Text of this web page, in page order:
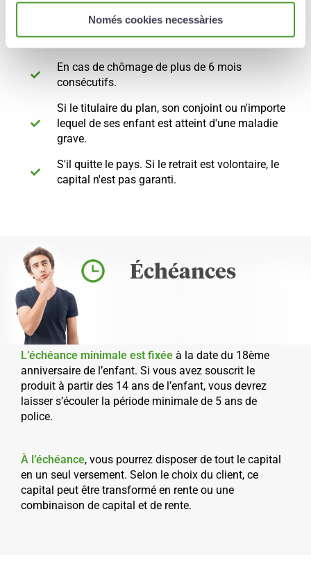
Només cookies necessàries
Exceptionnellement, le capital peut être retiré dans
les cas suivants :
En cas de chômage de plus de 6 mois
consécutifs.
Si le titulaire du plan, son conjoint ou n'importe
lequel de ses enfant est atteint d'une maladie
grave.
S'il quitte le pays. Si le retrait est volontaire, le
capital n'est pas garanti.
Échéances
L’échéance minimale est fixée à la date du 18ème
anniversaire de l’enfant. Si vous avez souscrit le
produit à partir des 14 ans de l’enfant, vous devrez
laisser s’écouler la période minimale de 5 ans de
police.
À l’échéance, vous pourrez disposer de tout le capital
en un seul versement. Selon le choix du client, ce
capital peut être transformé en rente ou une
combinaison de capital et de rente.